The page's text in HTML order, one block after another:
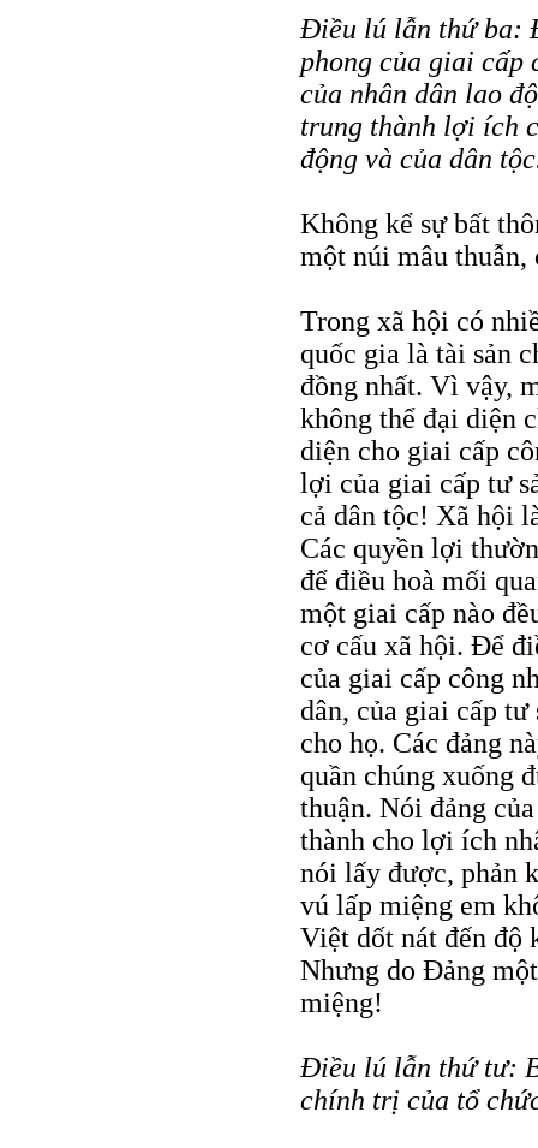
Điều lú lẫn thứ ba:
phong của giai cấp
của nhân dân lao
trung thành lợi ích
động và của dân
Không kể sự bất
một núi mâu
Trong xã hội có
quốc gia là tài sản
đồng nhất. Vì vậy,
không thể đại diện
diện cho giai cấp
lợi của giai cấp tư
cả dân tộc! Xã hội
Các quyền lợi
để điều hoà mối
một giai cấp nào
cơ cấu xã hội. Để
của giai cấp công
dân, của giai cấp
cho họ. Các đảng
quần chúng xuống
thuận. Nói đảng
thành cho lợi ích
nói lấy được, phản
vú lấp miệng em
Việt dốt nát đến độ
Nhưng do Đảng
miệng!
Điều lú lẫn thứ tư:
chính trị của tổ